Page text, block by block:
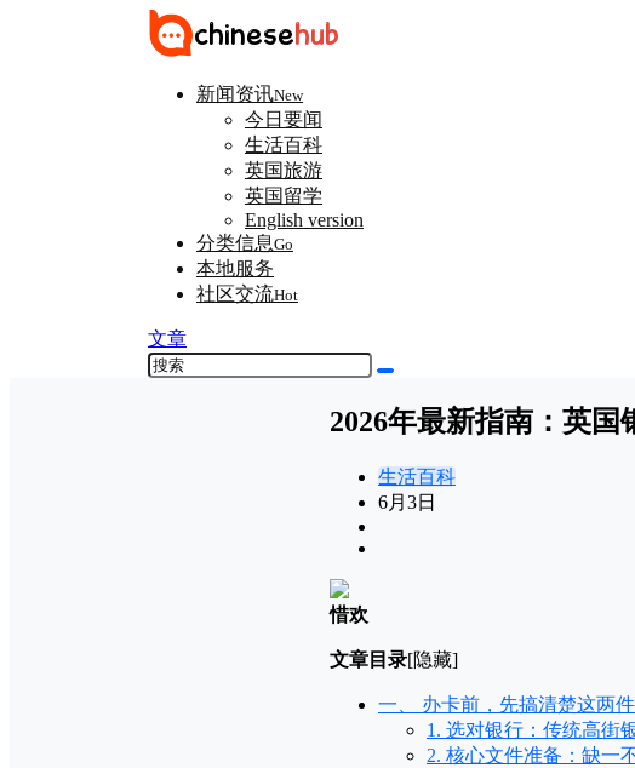
新闻资讯New
今日要闻
生活百科
英国旅游
英国留学
English version
分类信息Go
本地服务
社区交流Hot
文章
2026年最新指南：英
生活百科
6月3日
惜欢
文章目录[隐藏]
一、 办卡前，先搞清楚这两
1. 选对银行：传统高街
2. 核心文件准备：缺一